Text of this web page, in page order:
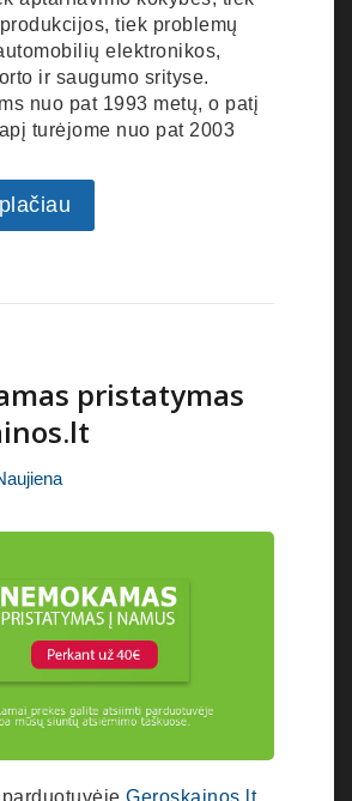
tiek problemų
elektronikos,
ir saugumo srityse.
nuo pat 1993 metų, o patį
turėjome nuo pat 2003
pristatymas
Geroskainos.lt